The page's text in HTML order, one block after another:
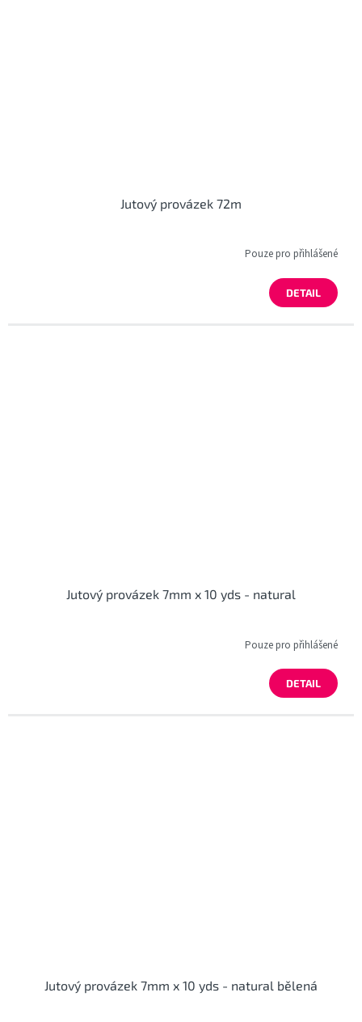
Jutový provázek 72m
Pouze pro přihlášené
DETAIL
Jutový provázek 7mm x 10 yds - natural
Pouze pro přihlášené
DETAIL
Jutový provázek 7mm x 10 yds - natural bělená